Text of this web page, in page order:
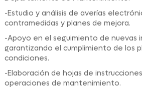
-Estudio y análisis de averías
contramedidas y planes de mejora.
-Apoyo en el seguimiento de nuevas
garantizando el cumplimiento de los
condiciones.
-Elaboración de hojas de
operaciones de mantenimiento.